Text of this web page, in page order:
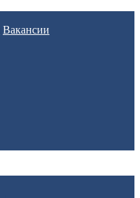
Вакансии